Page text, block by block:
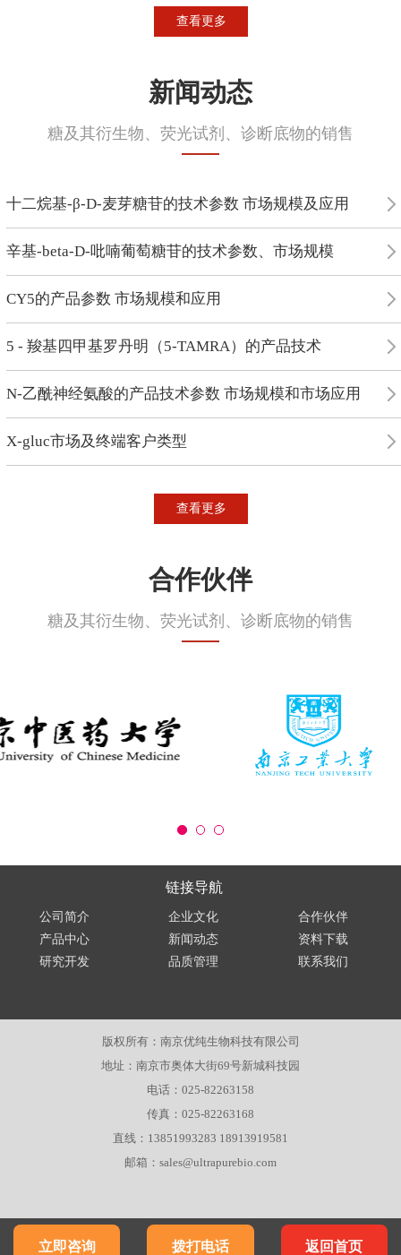
查看更多
新闻动态
糖及其衍生物、荧光试剂、诊断底物的销售
十二烷基-β-D-麦芽糖苷的技术参数 市场规模及应用
辛基-beta-D-吡喃葡萄糖苷的技术参数、市场规模
CY5的产品参数 市场规模和应用
5 - 羧基四甲基罗丹明（5-TAMRA）的产品技术
N-乙酰神经氨酸的产品技术参数 市场规模和市场应用
X-gluc市场及终端客户类型
查看更多
合作伙伴
糖及其衍生物、荧光试剂、诊断底物的销售
链接导航
公司简介 企业文化
合作伙伴
产品中心
新闻动态
资料下载
研究开发
品质管理 联系我们
版权所有：南京优纯生物科技有限公司
地址：南京市奥体大街69号新城科技园
电话：025-82263158
传真：025-82263168
直线：13851993283 18913919581
邮箱：sales@ultrapurebio.com
立即咨询 拨打电话 返回首页